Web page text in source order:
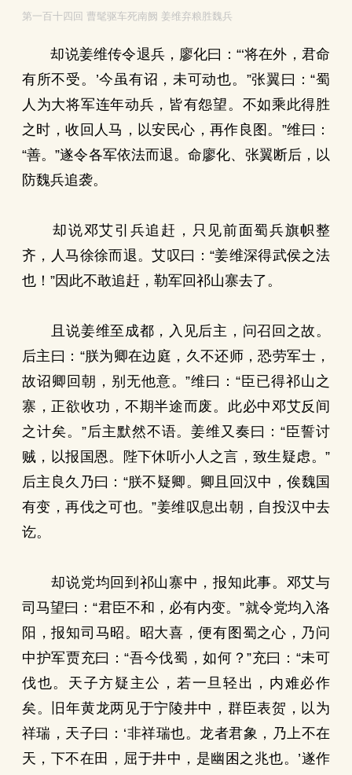
第一百十四回 曹髦驱车死南阙 姜维弃粮胜魏兵
却说姜维传令退兵，廖化曰：“‘将在外，君命
有所不受。’今虽有诏，未可动也。”张翼曰：“蜀
人为大将军连年动兵，皆有怨望。不如乘此得胜
之时，收回人马，以安民心，再作良图。”维曰：
“善。”遂令各军依法而退。命廖化、张翼断后，以
防魏兵追袭。
却说邓艾引兵追赶，只见前面蜀兵旗帜整
齐，人马徐徐而退。艾叹曰：“姜维深得武侯之法
也！”因此不敢追赶，勒军回祁山寨去了。
且说姜维至成都，入见后主，问召回之故。
后主曰：“朕为卿在边庭，久不还师，恐劳军士，
故诏卿回朝，别无他意。”维曰：“臣已得祁山之
寨，正欲收功，不期半途而废。此必中邓艾反间
之计矣。”后主默然不语。姜维又奏曰：“臣誓讨
贼，以报国恩。陛下休听小人之言，致生疑虑。”
后主良久乃曰：“朕不疑卿。卿且回汉中，俟魏国
有变，再伐之可也。”姜维叹息出朝，自投汉中去
讫。
却说党均回到祁山寨中，报知此事。邓艾与
司马望曰：“君臣不和，必有内变。”就令党均入洛
阳，报知司马昭。昭大喜，便有图蜀之心，乃问
中护军贾充曰：“吾今伐蜀，如何？”充曰：“未可
伐也。天子方疑主公，若一旦轻出，内难必作
矣。旧年黄龙两见于宁陵井中，群臣表贺，以为
祥瑞，天子曰：‘非祥瑞也。龙者君象，乃上不在
天，下不在田，屈于井中，是幽困之兆也。’遂作